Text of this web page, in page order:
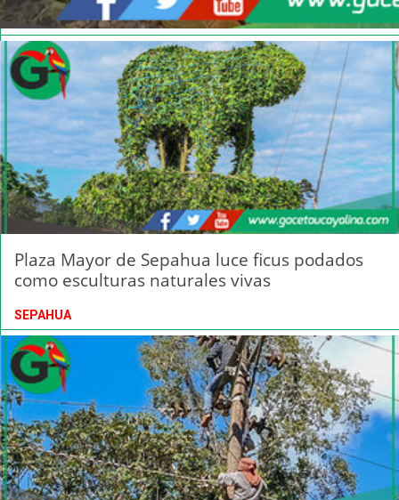
Plaza Mayor de Sepahua luce ficus podados
como esculturas naturales vivas
SEPAHUA